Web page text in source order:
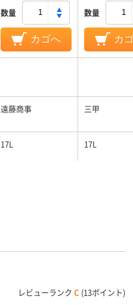
数量
カゴへ
数量
カ
遠藤商事 三甲
17L 17L
レビューランク C (13ポイント)